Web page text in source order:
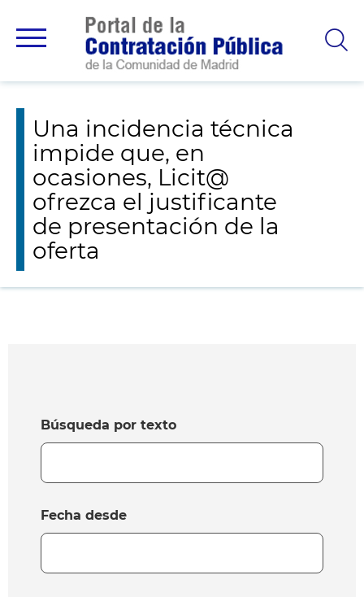
Avisos y novedades
Una incidencia técnica impide que, en ocasiones,
Licit@ ofrezca el justificante de presentación de la oferta
Una incidencia técnica
impide que, en
ocasiones, Licit@
ofrezca el justificante
de presentación de la
oferta
Búsqueda por texto
Fecha desde